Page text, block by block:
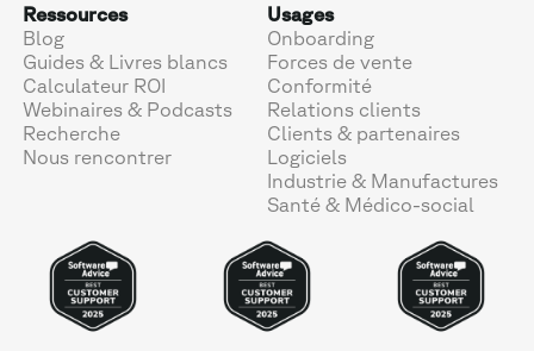
Ressources
Blog
Guides & Livres blancs
Calculateur ROI
Webinaires & Podcasts
Recherche
Nous rencontrer
Usages
Onboarding
Forces de vente
Conformité
Relations clients
Clients & partenaires
Logiciels
Industrie & Manufactures
Santé & Médico-social